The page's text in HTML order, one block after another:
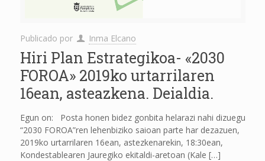
Publicado por Inma Elcano
Hiri Plan Estrategikoa- «2030
FOROA» 2019ko urtarrilaren
16ean, asteazkena. Deialdia.
Egun on: Posta honen bidez gonbita helarazi nahi dizuegu
“2030 FOROA”ren lehenbiziko saioan parte har dezazuen,
2019ko urtarrilaren 16ean, astezkenarekin, 18:30ean,
Kondestablearen Jauregiko ekitaldi-aretoan (Kale […]